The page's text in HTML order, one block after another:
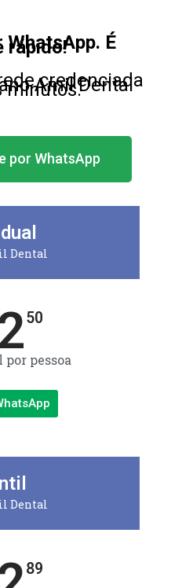
É
rápido!
credenciada
Amil Dental
minutos.
por WhatsApp
Dental
50
pessoa
Dental
89